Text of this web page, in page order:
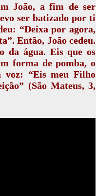
João, a fim de ser
ser batizado por ti
“Deixa por agora,
Então, João cedeu.
da água. Eis que os
forma de pomba, o
voz: “Eis meu Filho
(São Mateus, 3,